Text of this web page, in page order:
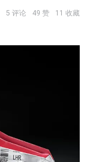
5 评论 49 赞 11 收藏